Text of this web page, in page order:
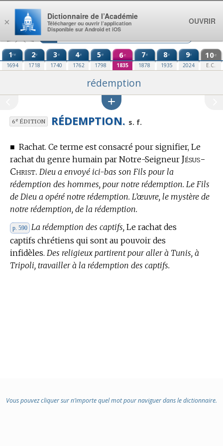
Aller au contenu
1re
1694
2e
1718
3e
1740
4e
1762
5e
1798
6e
1835
7e
1878
8e
1935
9e
2024
10e
E.C.
rédemption
6eÉDITION RÉDEMPTION. s. f.
■ Rachat. Ce terme est consacré pour signifier, Le
rachat du genre humain par Notre-Seigneur Jésus-
Christ. Dieu a envoyé ici-bas son Fils pour la
rédemption des hommes, pour notre rédemption. Le Fils
de Dieu a opéré notre rédemption. L’œuvre, le mystère de
notre rédemption, de la rédemption.
p. 590 La rédemption des captifs, Le rachat des
captifs chrétiens qui sont au pouvoir des
infidèles. Des religieux partirent pour aller à Tunis, à
Tripoli, travailler à la rédemption des captifs.
Vous pouvez cliquer sur n’importe quel mot pour naviguer dans le dictionnaire.
×
Dictionnaire de l’Académie
Télécharger ou ouvrir l’application
Disponible sur Android et iOS
OUVRIR